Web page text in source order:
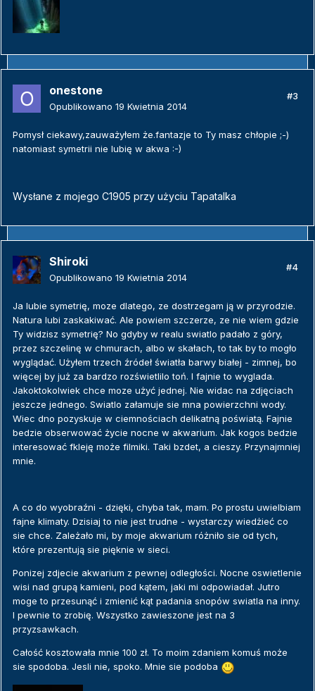
onestone
Opublikowano 19 Kwietnia 2014
#3
Pomysł ciekawy,zauważyłem że.fantazje to Ty masz chłopie ;-)
natomiast symetrii nie lubię w akwa :-)
Wysłane z mojego C1905 przy użyciu Tapatalka
Shiroki
Opublikowano 19 Kwietnia 2014
#4
Ja lubie symetrię, moze dlatego, ze dostrzegam ją w przyrodzie.
Natura lubi zaskakiwać. Ale powiem szczerze, ze nie wiem gdzie
Ty widzisz symetrię? No gdyby w realu swiatlo padało z góry,
przez szczelinę w chmurach, albo w skałach, to tak by to mogło
wyglądać. Użyłem trzech źródeł światła barwy białej - zimnej, bo
więcej by już za bardzo rozświetlilo toń. I fajnie to wyglada.
Jakoktokolwiek chce moze użyć jednej. Nie widac na zdjęciach
jeszcze jednego. Swiatlo załamuje sie mna powierzchni wody.
Wiec dno pozyskuje w ciemnościach delikatną poświatą. Fajnie
bedzie obserwować życie nocne w akwarium. Jak kogos bedzie
interesować fkleję może filmiki. Taki bzdet, a cieszy. Przynajmniej
mnie.
A co do wyobraźni - dzięki, chyba tak, mam. Po prostu uwielbiam
fajne klimaty. Dzisiaj to nie jest trudne - wystarczy wiedżieć co
sie chce. Zależało mi, by moje akwarium różniło sie od tych,
które prezentują sie pięknie w sieci.
Ponizej zdjecie akwarium z pewnej odległości. Nocne oswietlenie
wisi nad grupą kamieni, pod kątem, jaki mi odpowiadał. Jutro
moge to przesunąć i zmienić kąt padania snopów swiatla na inny.
I pewnie to zrobię. Wszystko zawieszone jest na 3
przyzsawkach.
Całość kosztowała mnie 100 zł. To moim zdaniem komuś może
sie spodoba. Jesli nie, spoko. Mnie sie podoba